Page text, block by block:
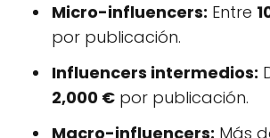
Micro-influencers: Entre
por publicación.
Influencers intermedios:
2,000 € por publicación.
Macro-influencers: Más